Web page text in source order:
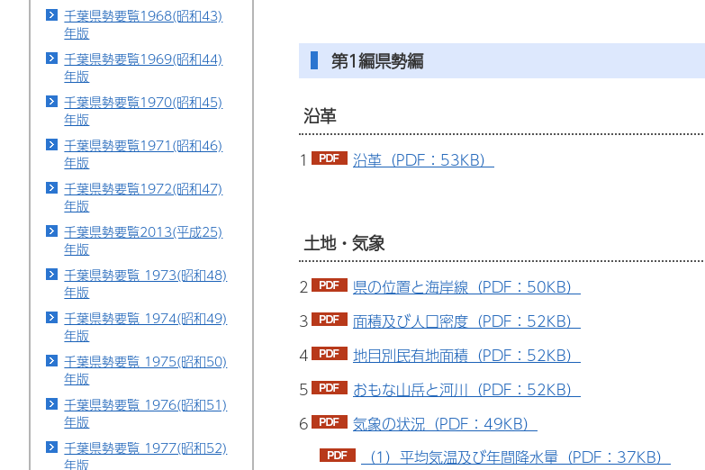
千葉県勢要覧1968(昭和43)
年版
千葉県勢要覧1969(昭和44)
年版
千葉県勢要覧1970(昭和45)
年版
千葉県勢要覧1971(昭和46)
年版
千葉県勢要覧1972(昭和47)
年版
千葉県勢要覧2013(平成25)
年版
千葉県勢要覧 1973(昭和48)
年版
千葉県勢要覧 1974(昭和49)
年版
千葉県勢要覧 1975(昭和50)
年版
千葉県勢要覧 1976(昭和51)
年版
千葉県勢要覧 1977(昭和52)
年版
第1編県勢編
沿革
1 沿革（PDF：53KB）
土地・気象
2
県の位置と海岸線（PDF：50KB）
3
面積及び人口密度（PDF：52KB）
4
地目別民有地面積（PDF：52KB）
5
おもな山岳と河川（PDF：52KB）
6
気象の状況（PDF：49KB）
（1）平均気温及び年間降水量（PDF：37KB）